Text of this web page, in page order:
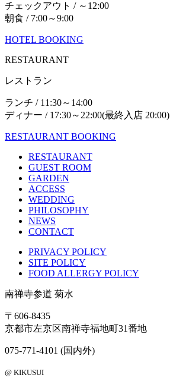
チェックアウト / ～12:00
朝食 / 7:00～9:00
HOTEL BOOKING
RESTAURANT
レストラン
ランチ / 11:30～14:00
ディナー / 17:30～22:00(最終入店 20:00)
RESTAURANT BOOKING
RESTAURANT
GUEST ROOM
GARDEN
ACCESS
WEDDING
PHILOSOPHY
NEWS
CONTACT
PRIVACY POLICY
SITE POLICY
FOOD ALLERGY POLICY
南禅寺参道 菊水
〒606-8435
京都市左京区南禅寺福地町31番地
075-771-4101 (国内外)
@ KIKUSUI